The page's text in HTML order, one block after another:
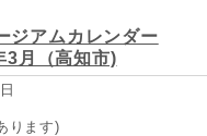
ジアムカレンダー
3月（高知市)
ります)